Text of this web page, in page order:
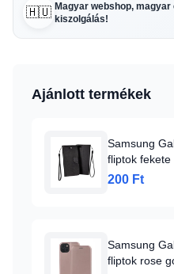
🇭🇺 Magyar webshop,
kiszolgálás!
Ajánlott termékek
Samsung
fliptok fekete
200 Ft
Samsung
fliptok rose